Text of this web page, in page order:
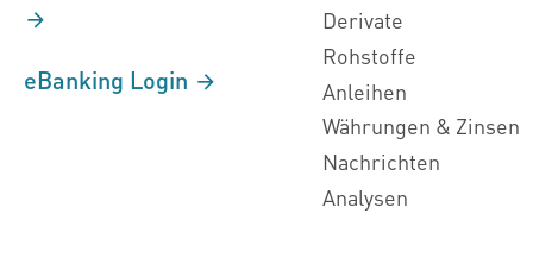
eBanking Login
Derivate
Rohstoffe
Anleihen
Währungen & Zinsen
Nachrichten
Analysen